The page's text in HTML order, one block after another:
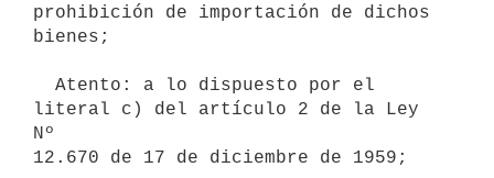
prohibición de importación de dichos
bienes;
literal c) del artículo 2 de la Ley
Nº
12.670 de 17 de diciembre de 1959;